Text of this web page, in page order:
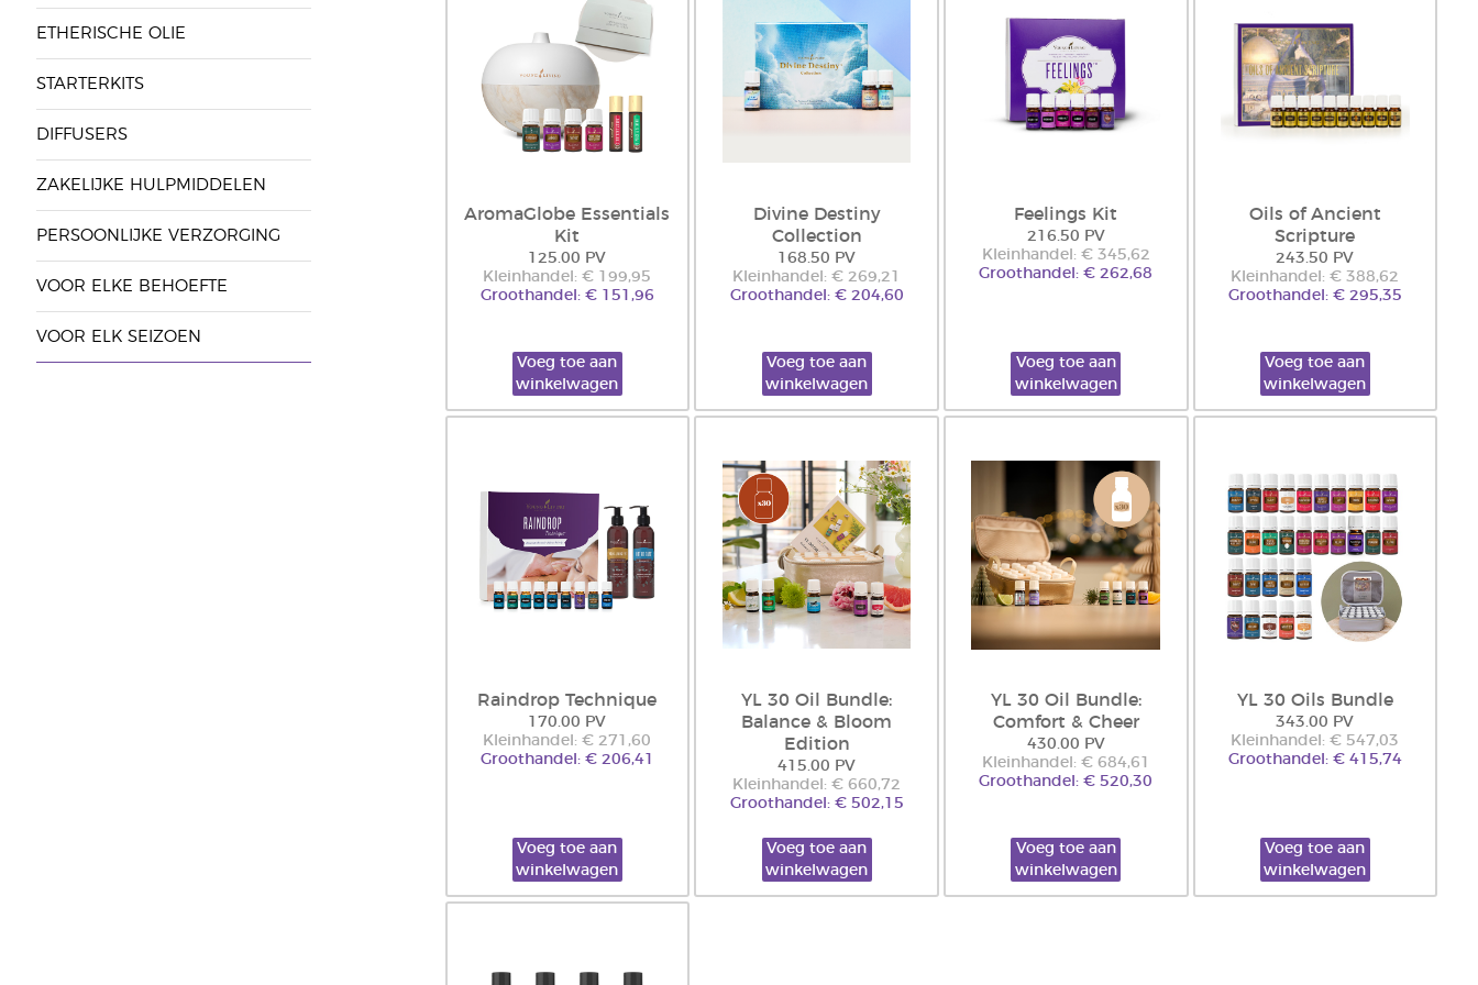
ETHERISCHE OLIE
STARTERKITS
DIFFUSERS
ZAKELIJKE HULPMIDDELEN
PERSOONLIJKE VERZORGING
VOOR ELKE BEHOEFTE
VOOR ELK SEIZOEN
AromaGlobe Essentials
Kit
125.00 PV
Kleinhandel: € 199,95
Groothandel: € 151,96
Voeg toe aan
winkelwagen
Divine Destiny
Collection
168.50 PV
Kleinhandel: € 269,21
Groothandel: € 204,60
Voeg toe aan
winkelwagen
Feelings Kit
216.50 PV
Kleinhandel: € 345,62
Groothandel: € 262,68
Voeg toe aan
winkelwagen
Oils of Ancient
Scripture
243.50 PV
Kleinhandel: € 388,62
Groothandel: € 295,35
Voeg toe aan
winkelwagen
Raindrop Technique
170.00 PV
Kleinhandel: € 271,60
Groothandel: € 206,41
Voeg toe aan
winkelwagen
YL 30 Oil Bundle:
Balance & Bloom
Edition
415.00 PV
Kleinhandel: € 660,72
Groothandel: € 502,15
Voeg toe aan
winkelwagen
YL 30 Oil Bundle:
Comfort & Cheer
430.00 PV
Kleinhandel: € 684,61
Groothandel: € 520,30
Voeg toe aan
winkelwagen
YL 30 Oils Bundle
343.00 PV
Kleinhandel: € 547,03
Groothandel: € 415,74
Voeg toe aan
winkelwagen